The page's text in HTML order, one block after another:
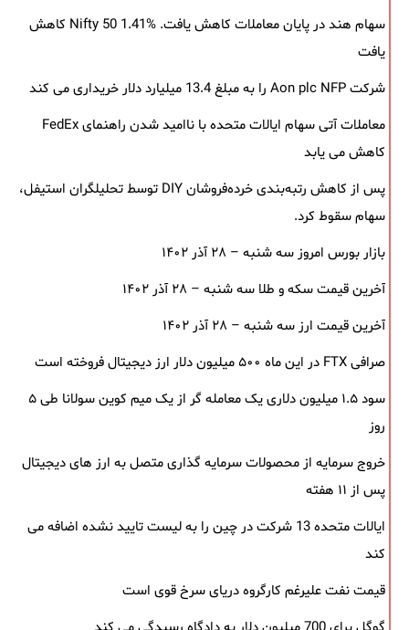
سهام هند در پایان معاملات کاهش یافت. Nifty 50 1.41% کاهش
یافت
شرکت Aon plc NFP را به مبلغ 13.4 میلیارد دلار خریداری می کند
معاملات آتی سهام ایالات متحده با ناامید شدن راهنمای FedEx
کاهش می یابد
پس از کاهش رتبه‌بندی خرده‌فروشان DIY توسط تحلیلگران استیفل،
سهام سقوط کرد.
بازار بورس امروز سه شنبه – ۲۸ آذر ۱۴۰۲
آخرین قیمت سکه و طلا سه شنبه – ۲۸ آذر ۱۴۰۲
آخرین قیمت ارز سه شنبه – ۲۸ آذر ۱۴۰۲
صرافی FTX در این ماه ۵۰۰ میلیون دلار ارز دیجیتال فروخته است
سود ۱.۵ میلیون دلاری یک معامله ‌گر از یک میم‌ کوین سولانا طی ۵
روز
خروج سرمایه از محصولات سرمایه ‌گذاری متصل به ارز های دیجیتال
پس از ۱۱ هفته
ایالات متحده 13 شرکت در چین را به لیست تایید نشده اضافه می
کند
قیمت نفت علیرغم کارگروه دریای سرخ قوی است